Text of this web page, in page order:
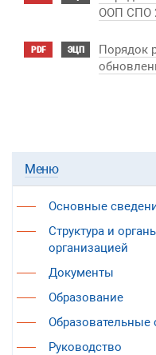
ООП СПО
PDF ЭЦП
Порядок
Меню
Основные
Структура и
организацией
Документы
Образование
Образовательные
Руководство